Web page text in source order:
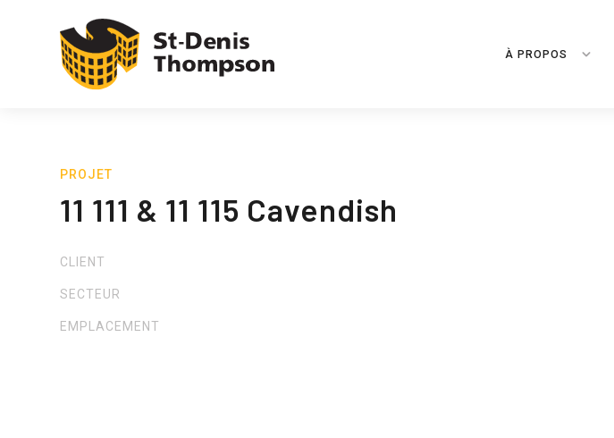
À PROPOS
PROJET
11 111 & 11 115 Cavendish
CLIENT
SECTEUR
EMPLACEMENT